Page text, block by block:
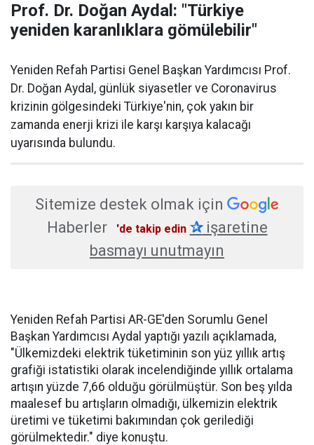
Prof. Dr. Doğan Aydal: "Türkiye
yeniden karanlıklara gömülebilir"
Yeniden Refah Partisi Genel Başkan Yardımcısı Prof.
Dr. Doğan Aydal, günlük siyasetler ve Coronavirus
krizinin gölgesindeki Türkiye'nin, çok yakın bir
zamanda enerji krizi ile karşı karşıya kalacağı
uyarısında bulundu.
Sitemize destek olmak için
Haberler
'de takip edin ✰işaretine
basmayı unutmayın
Yeniden Refah Partisi AR-GE'den Sorumlu Genel
Başkan Yardımcısı Aydal yaptığı yazılı açıklamada,
"Ülkemizdeki elektrik tüketiminin son yüz yıllık artış
grafiği istatistiki olarak incelendiğinde yıllık ortalama
artışın yüzde 7,66 olduğu görülmüştür. Son beş yılda
maalesef bu artışların olmadığı, ülkemizin elektrik
üretimi ve tüketimi bakımından çok gerilediği
görülmektedir." diye konuştu.